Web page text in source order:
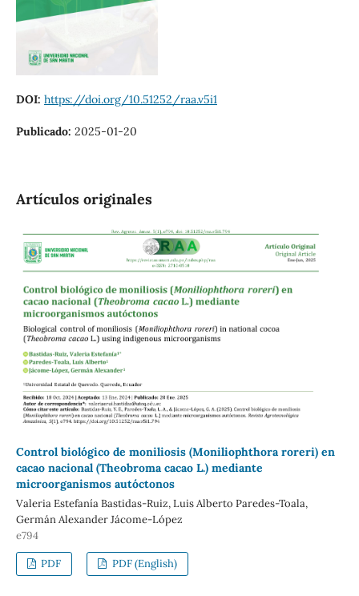
DOI: https://doi.org/10.51252/raa.v5i1
Publicado: 2025-01-20
Artículos originales
Control biológico de moniliosis (Moniliophthora roreri) en
cacao nacional (Theobroma cacao L.) mediante
microorganismos autóctonos
Valeria Estefanía Bastidas-Ruiz, Luis Alberto Paredes-Toala,
Germán Alexander Jácome-López
e794
PDF PDF (English)